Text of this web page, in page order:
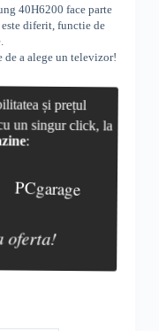
40H6200 face parte
diferit, functie de
a alege un televizor!
și prețul
un singur click, la
:
PCgarage
oferta!